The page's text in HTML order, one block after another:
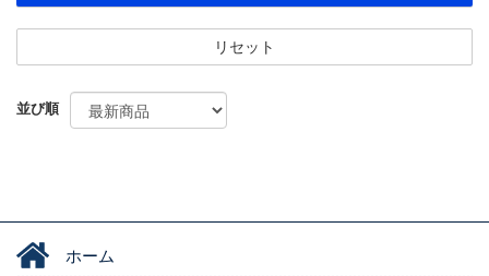
リセット
並び順
ホーム